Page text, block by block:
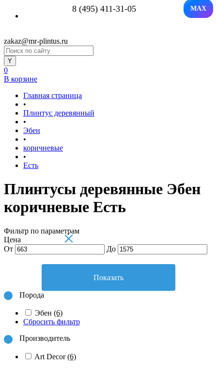
8 (495) 411-31-05 MAX
zakaz@mr-plintus.ru
0
В корзине
Главная страница
•
Плинтус деревянный
•
Эбен
•
коричневые
•
Есть
Плинтусы деревянные Эбен
коричневые Есть
Фильтр по параметрам
×
Цена
От
До
Показать
Порода
Эбен (6)
Сбросить фильтр
Производитель
Art Decor(6)